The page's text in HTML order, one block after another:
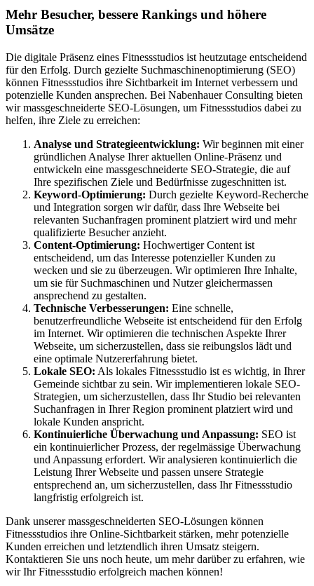
Mehr Besucher, bessere Rankings und höhere
Umsätze
Die digitale Präsenz eines Fitnessstudios ist heutzutage entscheidend
für den Erfolg. Durch gezielte Suchmaschinenoptimierung (SEO)
können Fitnessstudios ihre Sichtbarkeit im Internet verbessern und
potenzielle Kunden ansprechen. Bei Nabenhauer Consulting bieten
wir massgeschneiderte SEO-Lösungen, um Fitnessstudios dabei zu
helfen, ihre Ziele zu erreichen:
Analyse und Strategieentwicklung: Wir beginnen mit einer
gründlichen Analyse Ihrer aktuellen Online-Präsenz und
entwickeln eine massgeschneiderte SEO-Strategie, die auf
Ihre spezifischen Ziele und Bedürfnisse zugeschnitten ist.
Keyword-Optimierung: Durch gezielte Keyword-Recherche
und Integration sorgen wir dafür, dass Ihre Webseite bei
relevanten Suchanfragen prominent platziert wird und mehr
qualifizierte Besucher anzieht.
Content-Optimierung: Hochwertiger Content ist
entscheidend, um das Interesse potenzieller Kunden zu
wecken und sie zu überzeugen. Wir optimieren Ihre Inhalte,
um sie für Suchmaschinen und Nutzer gleichermassen
ansprechend zu gestalten.
Technische Verbesserungen: Eine schnelle,
benutzerfreundliche Webseite ist entscheidend für den Erfolg
im Internet. Wir optimieren die technischen Aspekte Ihrer
Webseite, um sicherzustellen, dass sie reibungslos lädt und
eine optimale Nutzererfahrung bietet.
Lokale SEO: Als lokales Fitnessstudio ist es wichtig, in Ihrer
Gemeinde sichtbar zu sein. Wir implementieren lokale SEO-
Strategien, um sicherzustellen, dass Ihr Studio bei relevanten
Suchanfragen in Ihrer Region prominent platziert wird und
lokale Kunden anspricht.
Kontinuierliche Überwachung und Anpassung: SEO ist
ein kontinuierlicher Prozess, der regelmässige Überwachung
und Anpassung erfordert. Wir analysieren kontinuierlich die
Leistung Ihrer Webseite und passen unsere Strategie
entsprechend an, um sicherzustellen, dass Ihr Fitnessstudio
langfristig erfolgreich ist.
Dank unserer massgeschneiderten SEO-Lösungen können
Fitnessstudios ihre Online-Sichtbarkeit stärken, mehr potenzielle
Kunden erreichen und letztendlich ihren Umsatz steigern.
Kontaktieren Sie uns noch heute, um mehr darüber zu erfahren, wie
wir Ihr Fitnessstudio erfolgreich machen können!